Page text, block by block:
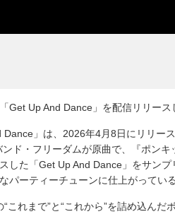
Get Up And Dance」を配信リリース
」は、2026年4月8日にリリー
ンド・フリーダムが原曲で、『ポン
した「Get Up And Dance」をサン
パーティーチューンに仕上がっている
これまで”と“これから”を詰め込んだ